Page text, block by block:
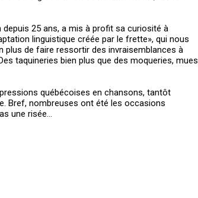
depuis 25 ans, a mis à profit sa curiosité à
linguistique créée par le frette», qui nous
plus de faire ressortir des invraisemblances à
taquineries bien plus que des moqueries, mues
québécoises en chansons, tantôt
Bref, nombreuses ont été les occasions
une risée...